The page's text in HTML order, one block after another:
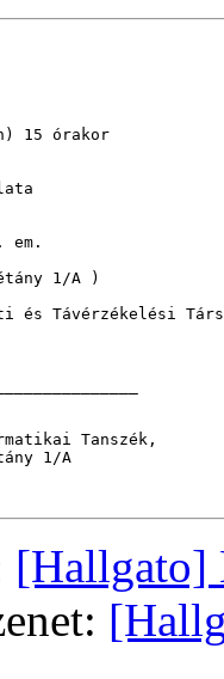
15 órakor
em.
1/A )
és Távérzékelési
Tanszék,
1/A
[Hallgato]